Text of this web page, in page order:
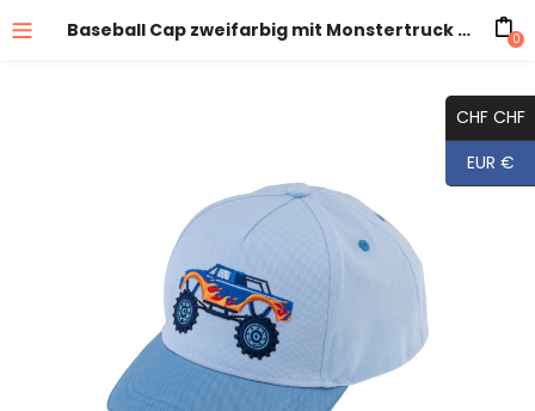
Baseball Cap zweifarbig mit Monstertruck Stickerei UV-Schutz 0
CHF CHF
EUR €